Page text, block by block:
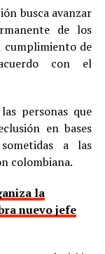
busca avanzar
de los
de
con el
personas que
en bases
a las
colombiana.
la
nuevo jefe